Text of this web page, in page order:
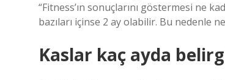
“Fitness’ın sonuçlarını göstermesi ne
bazıları içinse 2 ay olabilir. Bu nedenle
Kaslar kaç ayda